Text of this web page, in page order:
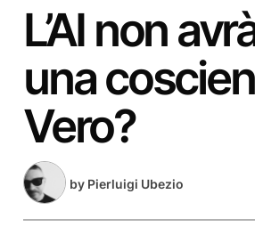
L’AI non
una
Vero?
by Pierluigi Ubezio